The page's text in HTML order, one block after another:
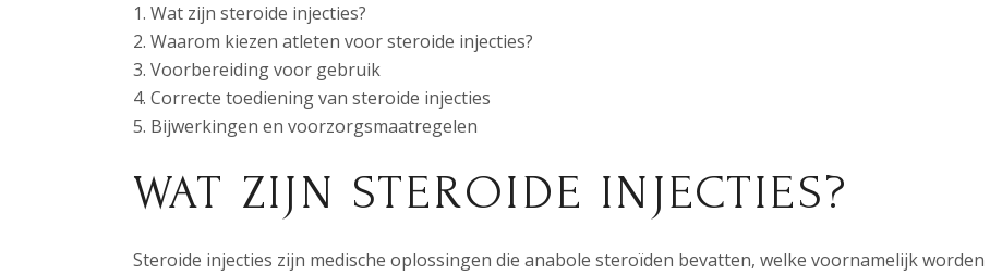
Wat zijn steroide injecties?
Waarom kiezen atleten voor steroide injecties?
Voorbereiding voor gebruik
Correcte toediening van steroide injecties
Bijwerkingen en voorzorgsmaatregelen
WAT ZIJN STEROIDE INJECTIES?
Steroide injecties zijn medische oplossingen die anabole steroïden bevatten, welke voornamelijk worden